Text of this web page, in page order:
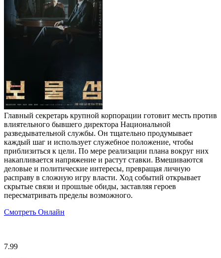
Главный секретарь крупной корпорации готовит месть против
влиятельного бывшего директора Национальной
разведывательной службы. Он тщательно продумывает
каждый шаг и использует служебное положение, чтобы
приблизиться к цели. По мере реализации плана вокруг них
накапливается напряжение и растут ставки. Вмешиваются
деловые и политические интересы, превращая личную
расправу в сложную игру власти. Ход событий открывает
скрытые связи и прошлые обиды, заставляя героев
пересматривать пределы возможного.
Смотреть Онлайн
7.99